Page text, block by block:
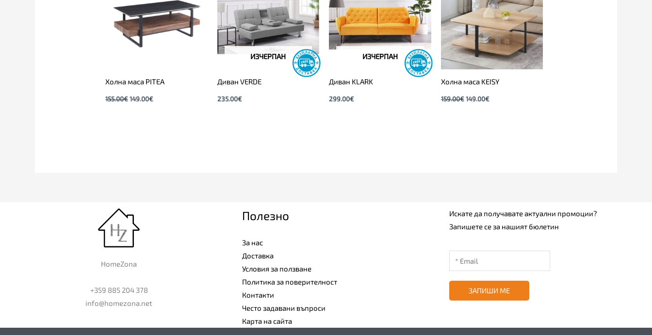
Холна маса PITEA
155.00€149.00€
ИЗЧЕРПАН
Диван VERDE
235.00€
ИЗЧЕРПАН
Диван KLARK
299.00€
Холна маса KEISY
159.00€ 149.00€
HomeZona
+359 885 204 378
info@homezona.net
Полезно
За нас
Доставка
Условия за ползване
Политика за поверителност
Контакти
Често задавани въпроси
Карта на сайта
Искате да получавате актуални промоции?
Запишете се за нашият бюлетин
ЗАПИШИ МЕ